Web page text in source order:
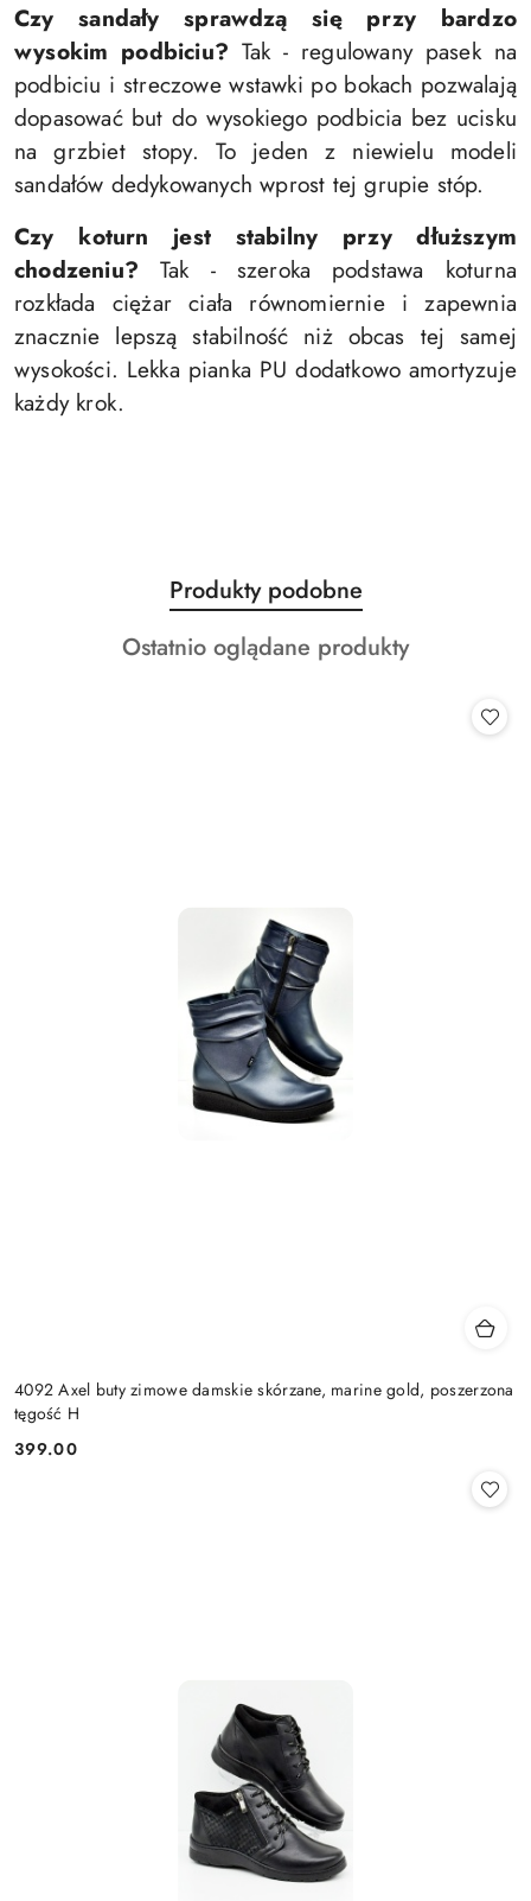
Czy sandały sprawdzą się przy bardzo
wysokim podbiciu? Tak - regulowany pasek na
podbiciu i streczowe wstawki po bokach pozwalają
dopasować but do wysokiego podbicia bez ucisku
na grzbiet stopy. To jeden z niewielu modeli
sandałów dedykowanych wprost tej grupie stóp.
Czy koturn jest stabilny przy dłuższym
chodzeniu? Tak - szeroka podstawa koturna
rozkłada ciężar ciała równomiernie i zapewnia
znacznie lepszą stabilność niż obcas tej samej
wysokości. Lekka pianka PU dodatkowo amortyzuje
każdy krok.
Pomiń karuzelę produktów
Produkty
o
statusie:
Produkty podobne
Produkty
Ostatnio oglądane produkty
4092 Axel buty zimowe damskie skórzane, marine gold, poszerzona
tęgość H
Cena:
399.00